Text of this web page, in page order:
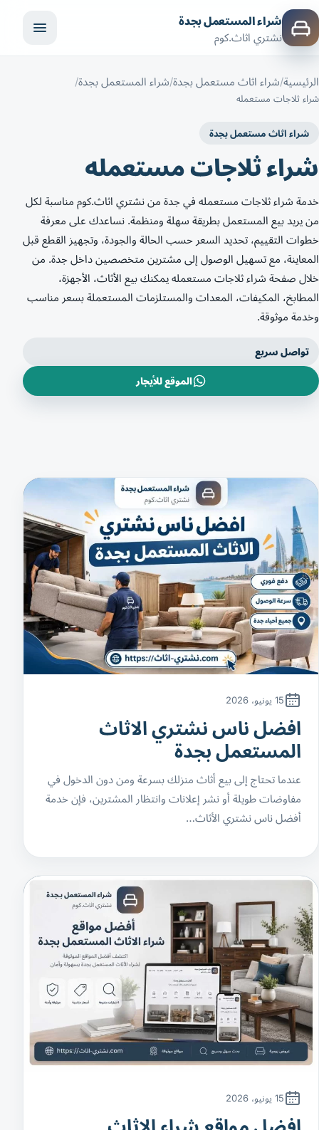
شراء المستعمل بجدة
نشتري اثاث.كوم
الرئيسية شراء اثاث مستعمل بجدة شراء المستعمل بجدة
شراء ثلاجات مستعمله
شراء اثاث مستعمل بجدة
شراء ثلاجات مستعمله
خدمة شراء ثلاجات مستعمله في جدة من نشتري اثاث.كوم مناسبة لكل
من يريد بيع المستعمل بطريقة سهلة ومنظمة. نساعدك على معرفة
خطوات التقييم، تحديد السعر حسب الحالة والجودة، وتجهيز القطع قبل
المعاينة، مع تسهيل الوصول إلى مشترين متخصصين داخل جدة. من
خلال صفحة شراء ثلاجات مستعمله يمكنك بيع الأثاث، الأجهزة،
المطابخ، المكيفات، المعدات والمستلزمات المستعملة بسعر مناسب
وخدمة موثوقة.
تواصل سريع
الموقع للأيجار
15 يونيو، 2026
افضل ناس نشتري الاثاث
المستعمل بجدة
عندما تحتاج إلى بيع أثاث منزلك بسرعة ومن دون الدخول في
مفاوضات طويلة أو نشر إعلانات وانتظار المشترين، فإن خدمة
أفضل ناس نشتري الأثاث…
15 يونيو، 2026